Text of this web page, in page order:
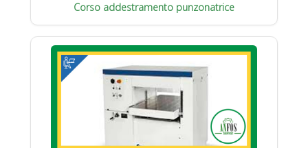
Corso addestramento punzonatrice